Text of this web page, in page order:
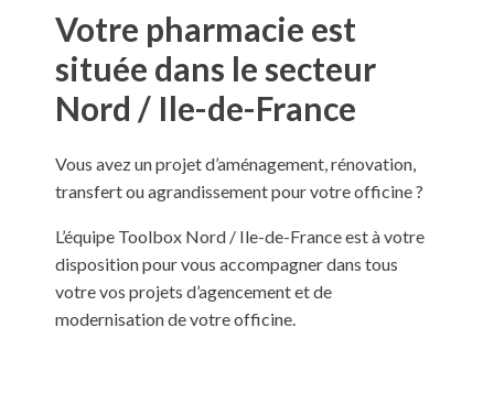
Votre pharmacie est
située dans le secteur
Nord / Ile-de-France
Vous avez un projet d’aménagement, rénovation,
transfert ou agrandissement pour votre officine ?
L’équipe Toolbox Nord / Ile-de-France est à votre
disposition pour vous accompagner dans tous
votre vos projets d’agencement et de
modernisation de votre officine.